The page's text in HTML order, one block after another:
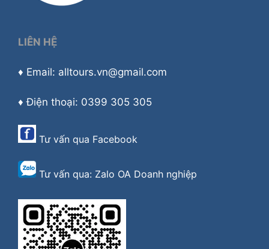
LIÊN HỆ
♦ Email: alltours.vn@gmail.com
♦ Điện thoại: 0399 305 305
Tư vấn qua Facebook
Tư vấn qua: Zalo OA Doanh nghiệp